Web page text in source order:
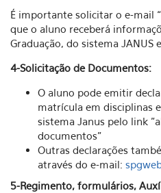
É importante solicitar o e-mail
que o aluno receberá
Graduação, do sistema JANUS
4-Solicitação de Documentos:
O aluno pode emitir
matrícula em disciplinas
sistema Janus pelo link
documentos"
Outras declarações
através do e-mail:
5-Regimento, formulários,